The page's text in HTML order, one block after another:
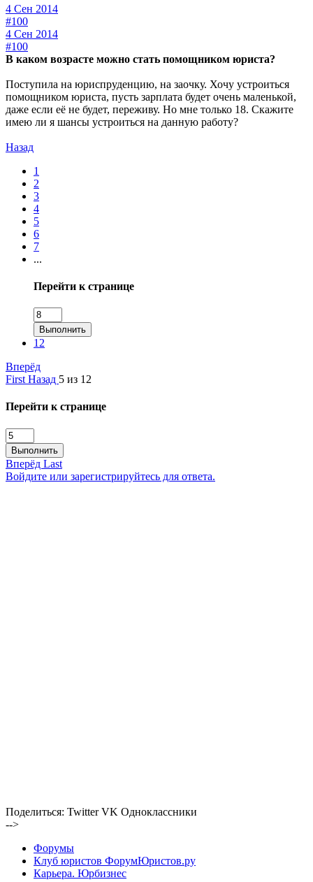
4 Сен 2014
#100
4 Сен 2014
#100
В каком возрасте можно стать помощником юриста?
Поступила на юриспруденцию, на заочку. Хочу устроиться
помощником юриста, пусть зарплата будет очень маленькой,
даже если её не будет, переживу. Но мне только 18. Скажите
имею ли я шансы устроиться на данную работу?
Назад
1
2
3
4
5
6
7
...
Перейти к странице
Выполнить
12
Вперёд
First Назад 5 из 12
Перейти к странице
Выполнить
Вперёд Last
Войдите или зарегистрируйтесь для ответа.
Поделиться: Twitter VK Одноклассники
-->
Форумы
Клуб юристов ФорумЮристов.ру
Карьера. Юрбизнес